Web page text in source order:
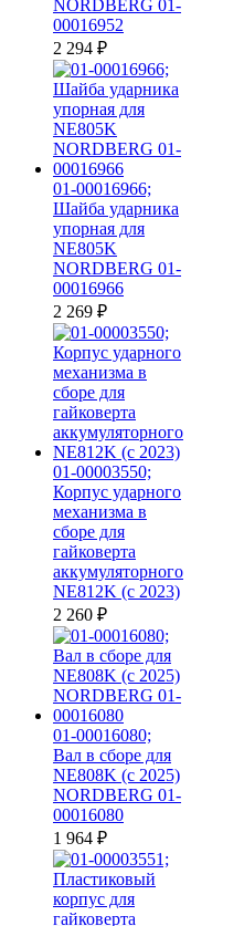
NORDBERG 01-
00016952
2 294 ₽
01-00016966;
Шайба ударника
упорная для
NE805K
NORDBERG 01-
00016966
2 269 ₽
01-00003550;
Корпус ударного
механизма в
сборе для
гайковерта
аккумуляторного
NE812K (с 2023)
2 260 ₽
01-00016080;
Вал в сборе для
NE808K (c 2025)
NORDBERG 01-
00016080
1 964 ₽